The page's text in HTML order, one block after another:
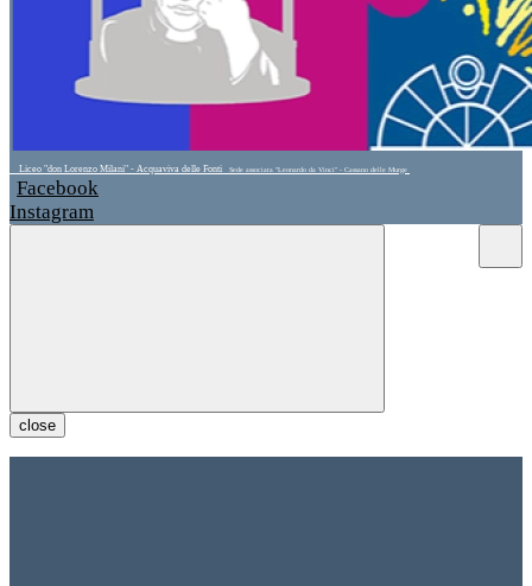
Liceo "don Lorenzo Milani" - Acquaviva delle Fonti Sede associata "Leonardo da Vinci" - Cassano delle Murge
Facebook
Instagram
close